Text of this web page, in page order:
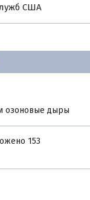
США
озоновые дыры
153